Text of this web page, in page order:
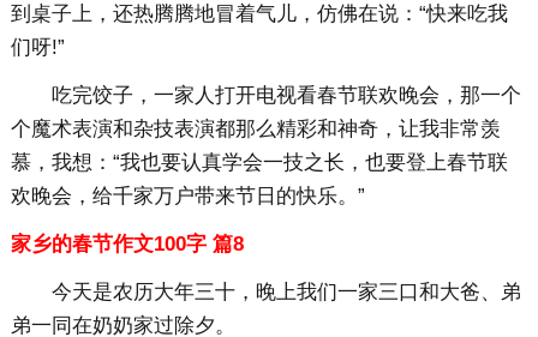
到桌子上，还热腾腾地冒着气儿，仿佛在说：“快来吃我
们呀!”
吃完饺子，一家人打开电视看春节联欢晚会，那一个
个魔术表演和杂技表演都那么精彩和神奇，让我非常羡
慕，我想：“我也要认真学会一技之长，也要登上春节联
欢晚会，给千家万户带来节日的快乐。”
家乡的春节作文100字 篇8
今天是农历大年三十，晚上我们一家三口和大爸、弟
弟一同在奶奶家过除夕。